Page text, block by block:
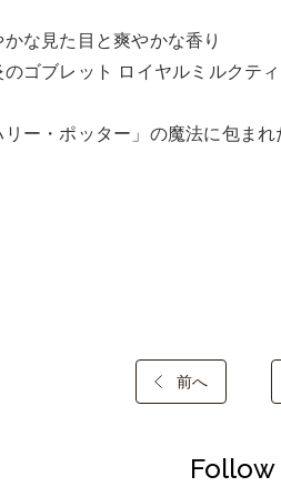
かな見た目と爽やかな香り
のゴブレット ロイヤルミルクティ
リー・ポッター」の魔法に包ま
前へ
Follow